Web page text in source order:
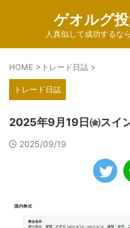
ゲオルグ
人真似して成功するな
HOME > トレード日誌 >
トレード日誌
2025年9月19日㈮スイ
2025/09/19